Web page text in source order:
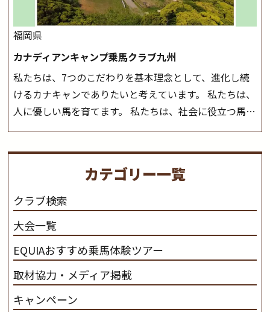
福岡県
カナディアンキャンプ乗馬クラブ九州
私たちは、7つのこだわりを基本理念として、進化し続
けるカナキャンでありたいと考えています。 私たちは、
人に優しい馬を育てます。 私たちは、社会に役立つ馬を
生産します。 私たちは、馬や人々に癒しとなる環境を守
さと魅力を追求します。 私たちは、馬の品種と血統にこ
だわります。 私たちは、乗用馬の質の向上を目指し、生
産･育成･調教を一貫して行います。カナディアンキャ
ンプ乗馬クラブ九州のツアー情報はこちら
カテゴリー一覧
クラブ検索
大会一覧
EQUIAおすすめ乗馬体験ツアー
取材協力・メディア掲載
キャンペーン